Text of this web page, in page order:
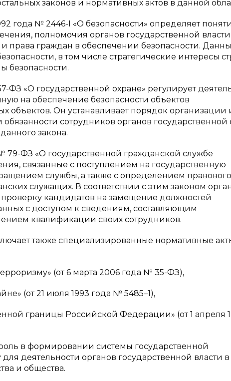
законов и нормативных актов в данной
года № 2446-I «О безопасности» определяет
полномочия органов государственной
права граждан в обеспечении безопасности.
в том числе стратегические интересы
безопасности.
ФЗ «О государственной охране» регулирует
на обеспечение безопасности объектов
объектов. Он устанавливает порядок организации
сотрудников органов государственной
закона.
ФЗ «О государственной гражданской службе
связанные с поступлением на государственную
службы, а также с определением правового
служащих. В соответствии с этим законом
кандидатов на замещение должностей
с доступом к сведениям, составляющим
квалификации своих сотрудников.
также специализированные нормативные
(от 6 марта 2006 года № 35-ФЗ),
(от 21 июля 1993 года № 5485–1),
границы Российской Федерации» (от 1 апреля
в формировании системы государственной
деятельности органов государственной власти в
и общества.